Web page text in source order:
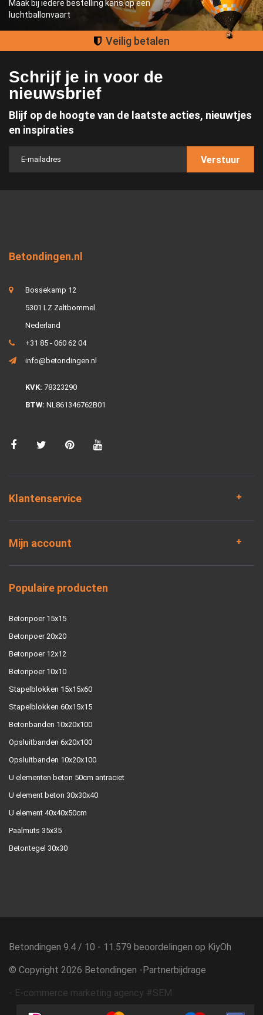
Maak bij iedere bestelling kans op een
luchtballonvaart
Groot
Schrijf je in voor de
nieuwsbrief
Blijf op de hoogte van de laatste acties, nieuwtjes
en inspiraties
Verstuur
Betondingen.nl
Bossekamp 12
5301 LZ Zaltbommel
Nederland
+31 85 - 060 62 04
info@betondingen.nl
KVK: 78323290
BTW: NL861346762B01
Klantenservice
Mijn account
Populaire producten
Betonpoer 15x15
Betonpoer 20x20
Betonpoer 12x12
Betonpoer 10x10
Stapelblokken 15x15x60
Stapelblokken 60x15x15
Betonbanden 10x20x100
Opsluitbanden 6x20x100
Opsluitbanden 10x20x100
U elementen beton 50cm antraciet
U element beton 30x30x40
U element 40x40x50cm
Paalmuts 35x35
Betontegel 30x30
Betondingen 9.4 / 10 - 11.579 beoordelingen op KiyOh
© Copyright 2026 Betondingen -Partnerbijdrage
- E-commerce marketing agency #SEM